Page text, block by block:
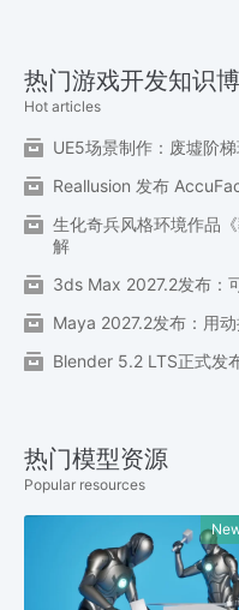
热门游戏开发知识
Hot articles
UE5场景制作：废墟阶
Reallusion 发布
生化奇兵风格环境作品
解
3ds Max 2027.2发布：
Maya 2027.2发布：用
Blender 5.2 LTS正式发
热门模型资源
Popular resources